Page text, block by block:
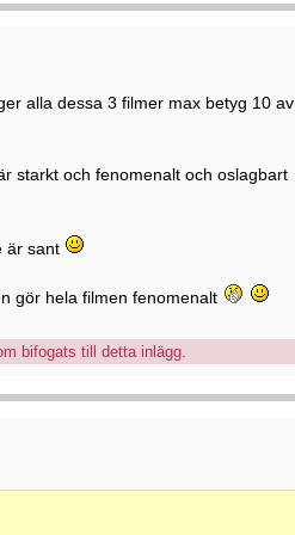
alla dessa 3 filmer max betyg 10 av
starkt och fenomenalt och oslagbart
är sant
gör hela filmen fenomenalt
bifogats till detta inlägg.